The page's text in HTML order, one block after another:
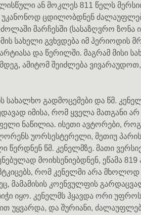
ან მოკლეს 811 წელს
ცდილობდნენ
მარჩესში (სასაზღვრო ზონა
სახელი გვხვდება იმ პერიოდის
და წერილში. მაგრამ მისი
ამიტომ შეიძლება ვივარაუდოთ,
სახალხო გადმოცემები და წმ.
იმისა, რომ ყველა მათგანი
ნაწილია. ისეთი ავტორები,
უორსესტერელი, მეთიუ
წმ. კენელმზე. მათი
მოიხსენიებდნენ, ეწამა 819
რომ კენელმი არა
მამამისის კოენვულფის
იყო. კენელმს ჰყავდა ორი
უყვარდა, და შურიანი,